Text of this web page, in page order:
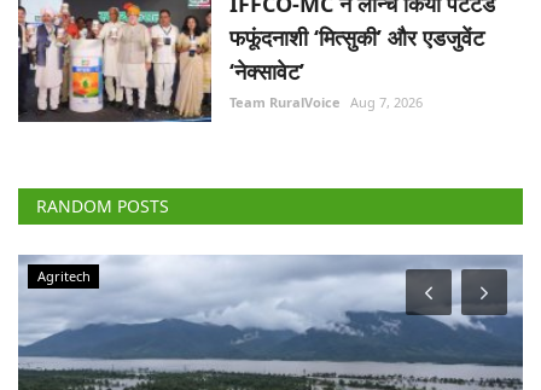
फफूंदनाशी ‘मित्सुकी’ और एडजुवेंट
‘नेक्सावेट’
Team RuralVoice Aug 7, 2026
RANDOM POSTS
Agritech